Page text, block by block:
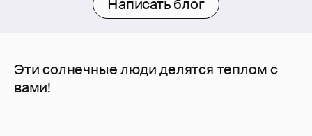
Написать блог
Эти солнечные люди делятся теплом с
вами!